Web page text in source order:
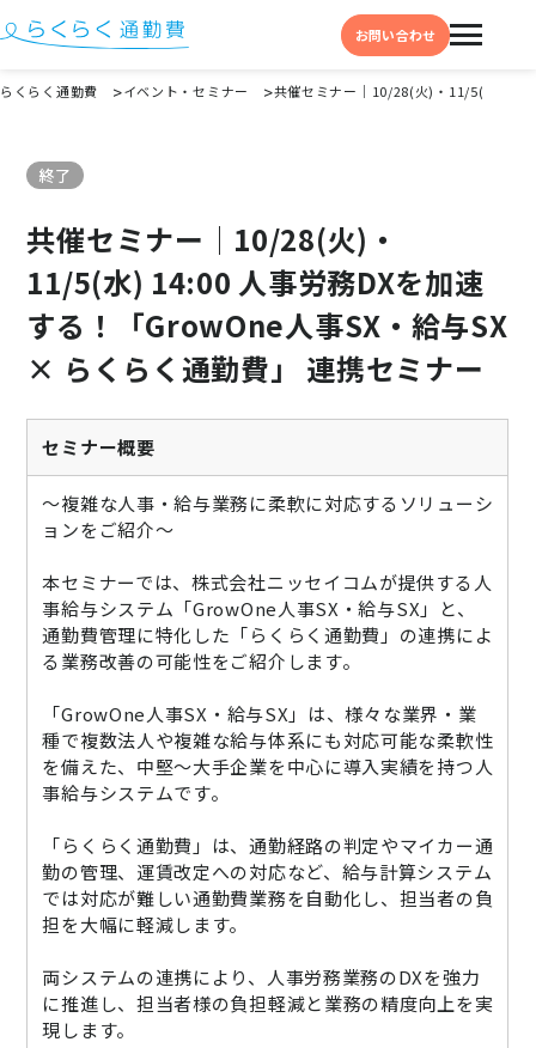
お問い合わせ
選ばれる理由
事例
料金
イベント・セミナー
お役立ち情報
お役立ちコラム
お役立ち資料
通勤費システム適合診断
導入効果シミュレーション
お問い合わせ 料金・概要資料をDL
らくらく通勤費 イベント・セミナー 共催セミナー│10/28(火)・11/5(水)
終了
共催セミナー│10/28(火)・
11/5(水) 14:00 人事労務DXを加速
する！「GrowOne人事SX・給与SX
× らくらく通勤費」 連携セミナー
セミナー概要
～複雑な人事・給与業務に柔軟に対応するソリューシ
ョンをご紹介～
本セミナーでは、株式会社ニッセイコムが提供する人
事給与システム「GrowOne人事SX・給与SX」と、
通勤費管理に特化した「らくらく通勤費」の連携によ
る業務改善の可能性をご紹介します。
「GrowOne人事SX・給与SX」は、様々な業界・業
種で複数法人や複雑な給与体系にも対応可能な柔軟性
を備えた、中堅～大手企業を中心に導入実績を持つ人
事給与システムです。
「らくらく通勤費」は、通勤経路の判定やマイカー通
勤の管理、運賃改定への対応など、給与計算システム
では対応が難しい通勤費業務を自動化し、担当者の負
担を大幅に軽減します。
両システムの連携により、人事労務業務のDXを強力
に推進し、担当者様の負担軽減と業務の精度向上を実
現します。